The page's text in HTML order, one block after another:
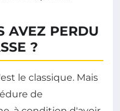
AVEZ PERDU
?
le classique. Mais
de